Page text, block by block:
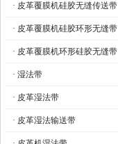
· 皮革覆膜机硅胶无缝传送带
· 皮革覆膜机硅胶环形无缝带
· 皮革覆膜机环形硅胶无缝带
· 湿法带
· 皮革湿法带
· 皮革湿法输送带